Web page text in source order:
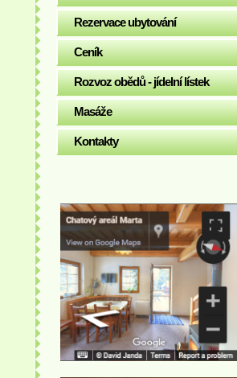
Rezervace ubytování
Ceník
Rozvoz obědů - jídelní lístek
Masáže
Kontakty